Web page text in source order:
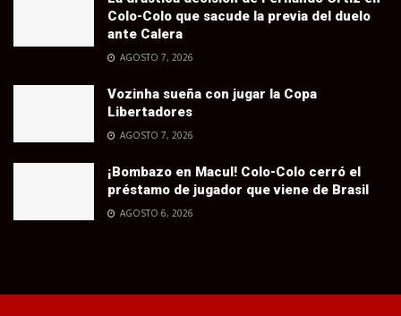
Colo-Colo que sacude la previa del duelo
ante Calera
AGOSTO 7, 2026
Vozinha sueña con jugar la Copa
Libertadores
AGOSTO 7, 2026
¡Bombazo en Macul! Colo-Colo cerró el
préstamo de jugador que viene de Brasil
AGOSTO 6, 2026